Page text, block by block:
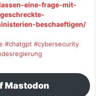
eine-frage-mit-
beschaeftigen/
#chatgpt #cybersecurity
Mastodon